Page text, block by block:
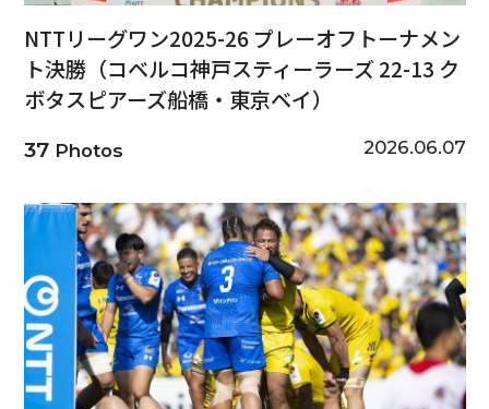
NTTリーグワン2025-26 プレーオフトーナメン
ト決勝（コベルコ神戸スティーラーズ 22-13 ク
ボタスピアーズ船橋・東京ベイ）
37Photos 2026.06.07